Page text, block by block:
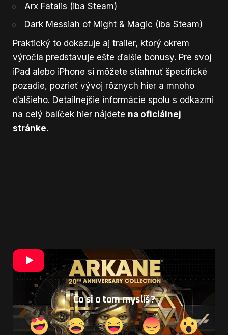
Arx Fatalis (iba Steam)
Dark Messiah of Might & Magic (iba Steam)
Praktický to dokazuje aj trailer, ktorý okrem
výročia predstavuje ešte ďalšie bonusy. Pre svoj
iPad alebo iPhone si môžete stiahnuť špecifické
pozadie, pozrieť vývoj rôznych hier a mnoho
ďalšieho. Detailnejšie informácie spolu s odkazmi
na celý balíček hier nájdete na oficiálnej
stránke.
Zdroj: Bethesda
Čo si o tom myslíš?